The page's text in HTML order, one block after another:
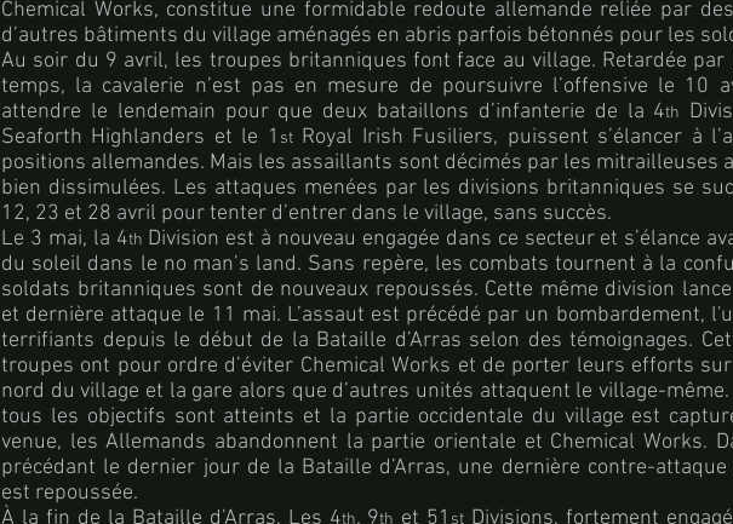
Chemical Works, constitue une formidable redoute allemande reliée par
d’autres bâtiments du village aménagés en abris parfois bétonnés pour les
Au soir du 9 avril, les troupes britanniques font face au village. Retardée par
temps, la cavalerie n’est pas en mesure de poursuivre l’offensive le 10
attendre le lendemain pour que deux bataillons d’infanterie de la 4th
Seaforth Highlanders et le 1 stRoyal Irish Fusiliers, puissent s’élancer à
positions allemandes. Mais les assaillants sont décimés par les mitrailleuses
bien dissimulées. Les attaques menées par les divisions britanniques se
12, 23 et 28 avril pour tenter d’entrer dans le village, sans succès.
Le 3 mai, la 4th Division est à nouveau engagée dans ce secteur et s’élance
du soleil dans le no man’s land. Sans repère, les combats tournent à la
soldats britanniques sont de nouveaux repoussés. Cette même division
et dernière attaque le 11 mai. L’assaut est précédé par un bombardement,
terrifiants depuis le début de la Bataille d’Arras selon des témoignages.
troupes ont pour ordre d’éviter Chemical Works et de porter leurs efforts
nord du village et la gare alors que d’autres unités attaquent le village-
tous les objectifs sont atteints et la partie occidentale du village est
venue, les Allemands abandonnent la partie orientale et Chemical Works.
précédant le dernier jour de la Bataille d’Arras, une dernière contre-attaque
est repoussée.
À la fin de la Bataille d’Arras, Les 4th, 9th et 51 st Divisions, fortement